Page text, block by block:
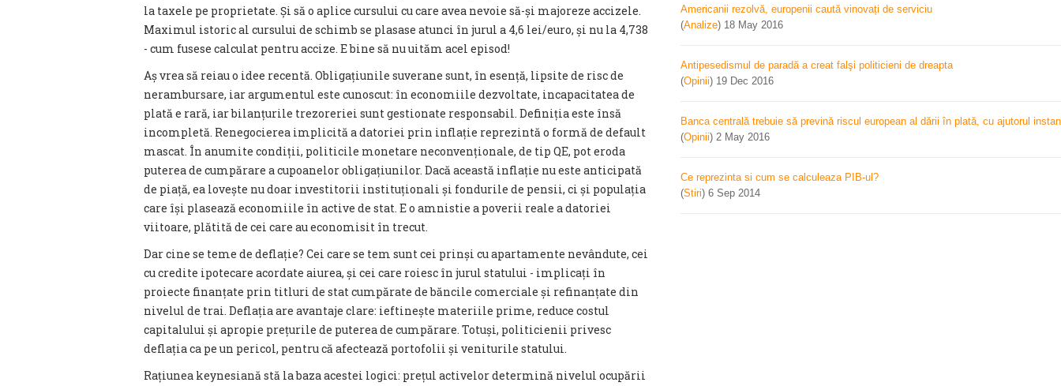
la taxele pe proprietate. Și să o aplice cursului cu care avea nevoie să-și majoreze accizele.
Maximul istoric al cursului de schimb se plasase atunci în jurul a 4,6 lei/euro, și nu la 4,738
- cum fusese calculat pentru accize. E bine să nu uităm acel episod!
Aș vrea să reiau o idee recentă. Obligațiunile suverane sunt, în esență, lipsite de risc de
nerambursare, iar argumentul este cunoscut: în economiile dezvoltate, incapacitatea de
plată e rară, iar bilanțurile trezoreriei sunt gestionate responsabil. Definiția este însă
incompletă. Renegocierea implicită a datoriei prin inflație reprezintă o formă de default
mascat. În anumite condiții, politicile monetare neconvenționale, de tip QE, pot eroda
puterea de cumpărare a cupoanelor obligațiunilor. Dacă această inflație nu este anticipată
de piață, ea lovește nu doar investitorii instituționali și fondurile de pensii, ci și populația
care își plasează economiile în active de stat. E o amnistie a poverii reale a datoriei
viitoare, plătită de cei care au economisit în trecut.
Dar cine se teme de deflație? Cei care se tem sunt cei prinși cu apartamente nevândute, cei
cu credite ipotecare acordate aiurea, și cei care roiesc în jurul statului - implicați în
proiecte finanțate prin titluri de stat cumpărate de băncile comerciale și refinanțate din
nivelul de trai. Deflația are avantaje clare: ieftinește materiile prime, reduce costul
capitalului și apropie prețurile de puterea de cumpărare. Totuși, politicienii privesc
deflația ca pe un pericol, pentru că afectează portofolii și veniturile statului.
Rațiunea keynesiană stă la baza acestei logici: prețul activelor determină nivelul ocupării
Americanii rezolvă, europenii caută vinovați de serviciu
(Analize) 18 May 2016
Antipesedismul de paradă a creat falşi politicieni de dreapta
(Opinii) 19 Dec 2016
Banca centrală trebuie să prevină riscul european al dării în plată, cu ajutorul
(Opinii) 2 May 2016
Ce reprezinta si cum se calculeaza PIB-ul?
(Stiri) 6 Sep 2014